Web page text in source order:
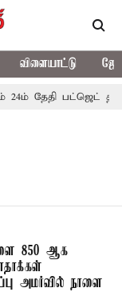
விளையாட்டு
24ம் தேதி பட்ஜெட்
850 ஆக
அமர்வில் நாளை